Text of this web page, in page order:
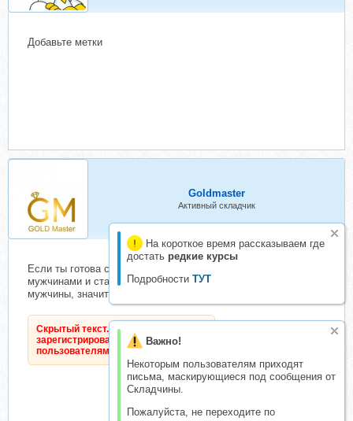
На короткое время рассказываем где
достать редкие курсы
Подробности ТУТ
Важно!
Некоторым пользователям приходят
письма, маскирующиеся под сообщения от
Складчины.
Пожалуйста, не переходите по
Добавьте метки
Goldmaster
Активный складчик
Если ты готова создать поток свиданий с достойными
мужчинами и стать женщиной, которую добиваются лучшие
мужчины, значит онлайн-курс для тебя
Скрытый текст. Доступен только
зарегистрированным
пользователям.